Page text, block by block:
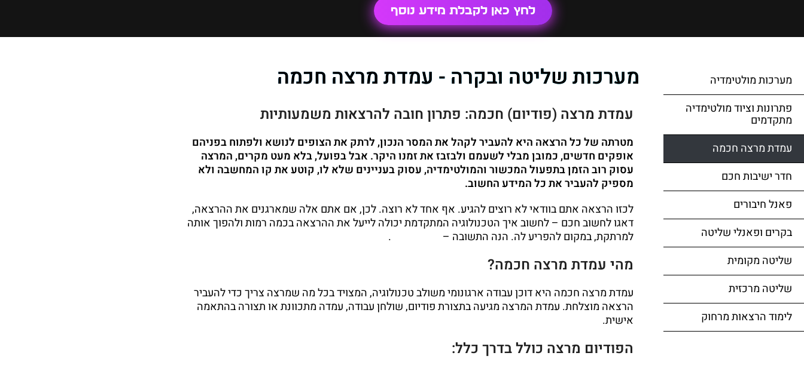
לחץ כאן לקבלת מידע נוסף
מערכות מולטימדיה
פתרונות וציוד מולטימדיה
מתקדמים
עמדת מרצה חכמה
חדר ישיבות חכם
פאנל חיבורים
בקרים ופאנלי שליטה
שליטה מקומית
שליטה מרכזית
לימוד הרצאות מרחוק
מערכות שליטה ובקרה - עמדת מרצה חכמה
עמדת מרצה (פודיום) חכמה: פתרון חובה להרצאות משמעותיות
מטרתה של כל הרצאה היא להעביר לקהל את המסר הנכון, לרתק את הצופים לנושא ולפתוח בפניהם
אופקים חדשים, כמובן מבלי לשעמם ולבזבז את זמנו היקר. אבל בפועל, בלא מעט מקרים, המרצה
עסוק רוב הזמן בתפעול המכשור והמולטימדיה, עסוק בעניינים שלא לו, קוטע את קו המחשבה ולא
מספיק להעביר את כל המידע החשוב.
לכזו הרצאה אתם בוודאי לא רוצים להגיע. אף אחד לא רוצה. לכן, אם אתם אלה שמארגנים את ההרצאה,
דאגו לחשוב חכם – לחשוב איך הטכנולוגיה המתקדמת יכולה לייעל את ההרצאה בכמה רמות ולהפוך אותה
למרתקת, במקום להפריע לה. הנה התשובה –
.
מהי עמדת מרצה חכמה?
עמדת מרצה חכמה היא דוכן עבודה ארגונומי משולב טכנולוגיה, המצויד בכל מה שמרצה צריך כדי להעביר
הרצאה מוצלחת. עמדת המרצה מגיעה בתצורת פודיום, שולחן עבודה, עמדה מתכוונת או תצורה בהתאמה
אישית.
הפודיום מרצה כולל בדרך כלל: